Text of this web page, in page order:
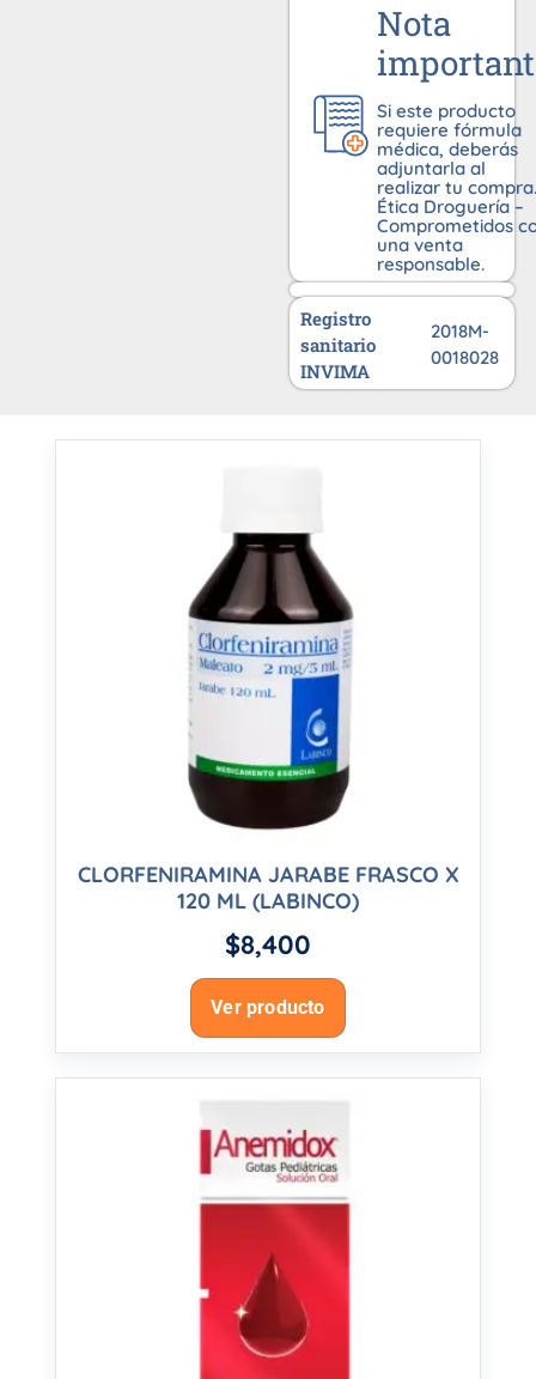
Nota
Si este producto
requiere fórmula
médica, deberás
adjuntarla al
realizar tu compra.
Ética Droguería –
Comprometidos
una venta
responsable.
Registro
sanitario
INVIMA
2018M-
0018028
CLORFENIRAMINA JARABE FRASCO X
120 ML (LABINCO)
$8,400
Ver producto